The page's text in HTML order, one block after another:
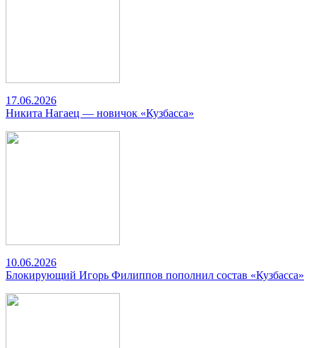
17.06.2026
Никита Нагаец — новичок «Кузбасса»
10.06.2026
Блокирующий Игорь Филиппов пополнил состав «Кузбасса»